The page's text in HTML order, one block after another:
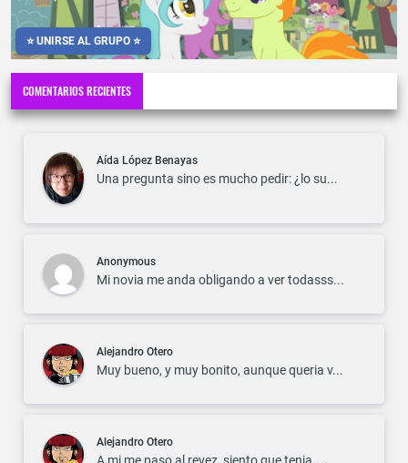
⭐ UNIRSE AL GRUPO ⭐
COMENTARIOS RECIENTES
Aída López Benayas
Una pregunta sino es mucho pedir: ¿lo su...
Anonymous
Mi novia me anda obligando a ver todasss...
Alejandro Otero
Muy bueno, y muy bonito, aunque queria v...
Alejandro Otero